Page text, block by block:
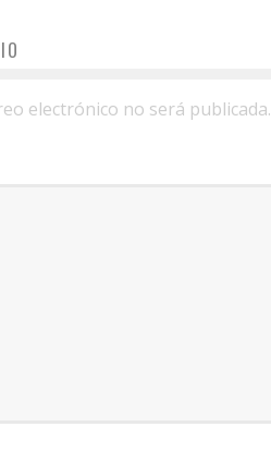
electrónico no será publicada.